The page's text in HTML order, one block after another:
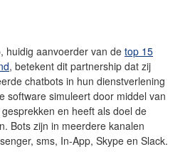
huidig aanvoerder van de top 15
, betekent dit partnership dat zij
chatbots in hun dienstverlening
software simuleert door middel van
en heeft als doel de
Bots zijn in meerdere kanalen
sms, In-App, Skype en Slack.